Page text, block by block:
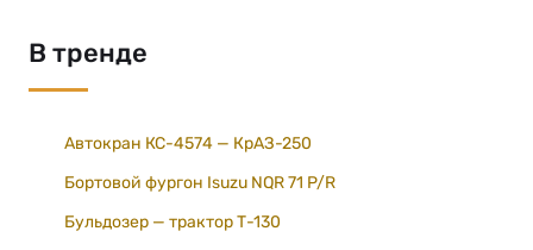
В тренде
Автокран КС-4574 — КрАЗ-250
Бортовой фургон Isuzu NQR 71 P/R
Бульдозер — трактор Т-130